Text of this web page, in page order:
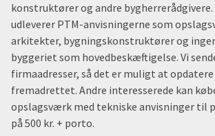
konstruktører og andre bygherrerådgivere.
udleverer PTM-anvisningerne som
arkitekter, bygningskonstruktører og
byggeriet som hovedbeskæftigelse. Vi
firmaadresser, så det er muligt at
fremadrettet. Andre interesserede kan
opslagsværk med tekniske anvisninger til
på 500 kr. + porto.